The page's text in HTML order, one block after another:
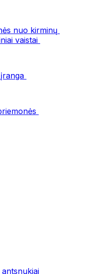
nuo kirminų
vaistai